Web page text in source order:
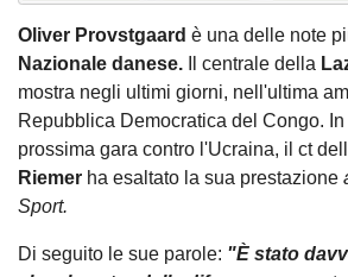
Oliver Provstgaard è una delle note
Nazionale danese.
Il centrale della
mostra negli ultimi giorni, nell'ultima
Repubblica Democratica del Congo.
prossima gara contro l'Ucraina, il ct
Riemer ha esaltato la sua prestazione
Sport.
Di seguito le sue parole: "È stato